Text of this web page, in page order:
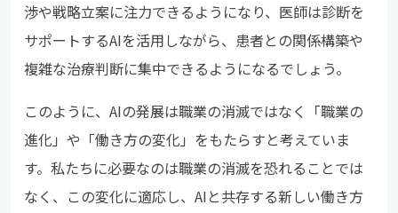
渉や戦略立案に注力できるようになり、医師は診断を
サポートするAIを活用しながら、患者との関係構築や
複雑な治療判断に集中できるようになるでしょう。
このように、AIの発展は職業の消滅ではなく「職業の
進化」や「働き方の変化」をもたらすと考えていま
す。私たちに必要なのは職業の消滅を恐れることでは
なく、この変化に適応し、AIと共存する新しい働き方